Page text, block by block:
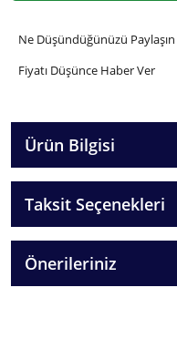
Ne Düşündüğünüzü Paylaşın
Fiyatı Düşünce Haber Ver
Ürün Bilgisi
Taksit Seçenekleri
Önerileriniz